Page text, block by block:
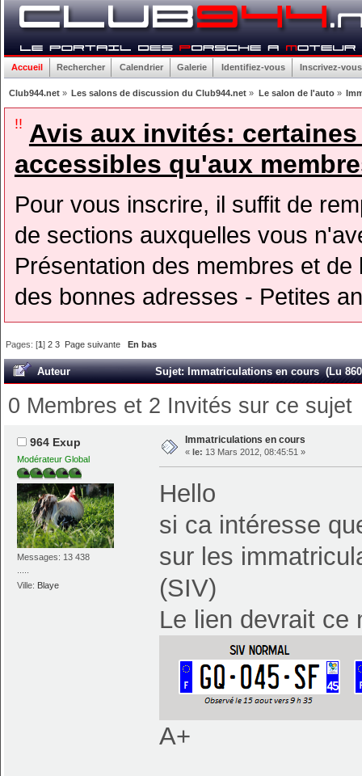
Accueil Rechercher Calendrier Galerie Identifiez-vous Inscrivez-vous
Club944.net» Les salons de discussion du Club944.net » Le salon de l'auto»
!! Avis aux invités:
accessibles qu'aux
Pour vous inscrire, il suffit de
de sections auxquelles vous
Présentation des membres et
des bonnes adresses - Petites
Pages: [1]2 3 Page suivante En bas
Auteur Sujet: Immatriculations en cours (Lu
0 Membres et 2 Invités sur ce sujet
964 Exup
Modérateur Global
Messages: 13 438
Ville: Blaye
Immatriculations en cours
« le: 13 Mars 2012, 08:45:51 »
Hello
si ca intéresse
sur les
(SIV)
Le lien devrait ce
A+